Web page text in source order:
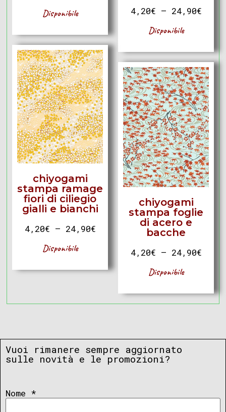
Disponibile 4,20€ – 24,90€
Disponibile
chiyogami
stampa ramage
fiori di ciliegio
gialli e bianchi
4,20€ – 24,90€
Disponibile
chiyogami
stampa foglie
di acero e
bacche
4,20€ – 24,90€
Disponibile
Vuoi rimanere sempre aggiornato
sulle novità e le promozioni?
Nome *